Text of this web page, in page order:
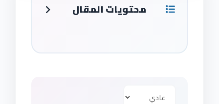
محتويات المقال